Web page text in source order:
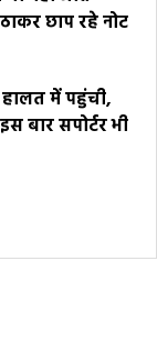
छाप रहे नोट
में पहुंची,
बार सपोर्टर भी